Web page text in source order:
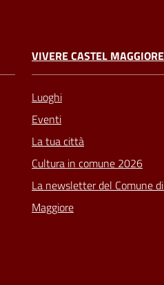
VIVERE CASTEL MAGGIORE
Luoghi
Eventi
La tua città
Cultura in comune 2026
La newsletter del Comune
Maggiore